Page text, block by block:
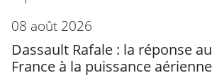
08 août 2026
Dassault Rafale : la réponse
France à la puissance